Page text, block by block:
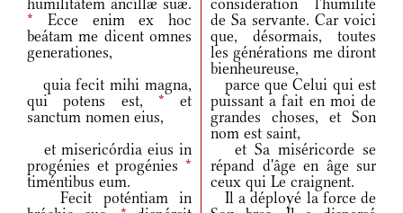
humilitátem ancíllæ suæ.
* Ecce enim ex hoc
beátam me dicent omnes
generationes,
considération l'humilité
de Sa servante. Car voici
que, désormais, toutes
les générations me diront
bienheureuse,
quia fecit mihi magna,
qui potens est, * et
sanctum nomen eius,
parce que Celui qui est
puissant a fait en moi de
grandes choses, et Son
nom est saint,
et misericórdia eius in
progénies et progénies *
timéntibus eum.
et Sa miséricorde se
répand d'âge en âge sur
ceux qui Le craignent.
Fecit poténtiam in
Il a déployé la force de